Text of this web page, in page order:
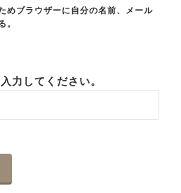
めブラウザーに自分の名前、メール
。
力してください。